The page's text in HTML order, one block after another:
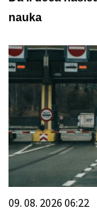
nauka
09. 08. 2026 06:22